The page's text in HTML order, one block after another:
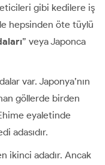
gibi kedilere iş
hepsinden öte tüylü
” veya Japonca
var. Japonya’nın
göllerde birden
eyaletinde
adasıdır.
ikinci adadır. Ancak